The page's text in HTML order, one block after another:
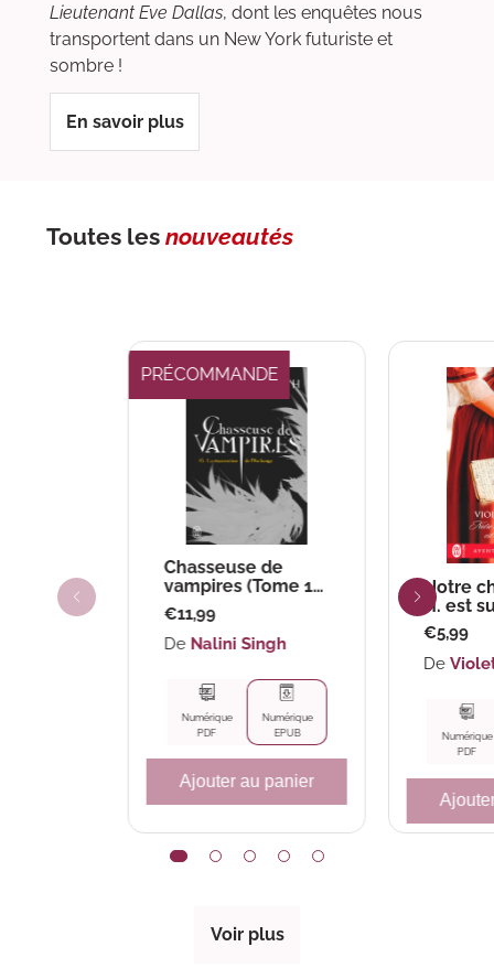
Lieutenant Eve Dallas, dont les enquêtes nous
transportent dans un New York futuriste et
sombre !
En savoir plus
Toutes lesnouveautés
PRÉCOMMANDE
Chasseuse de
vampires (Tome 15)
- La résurrection
de l'Archange
Prix
habituel
€11,99
De Nalini Singh
Numérique
EPUB
Numérique
PDF
Ajouter au panier
Notre
H. est
Prix
habituel
€5,99
De
Numérique
PDF
Voir plus